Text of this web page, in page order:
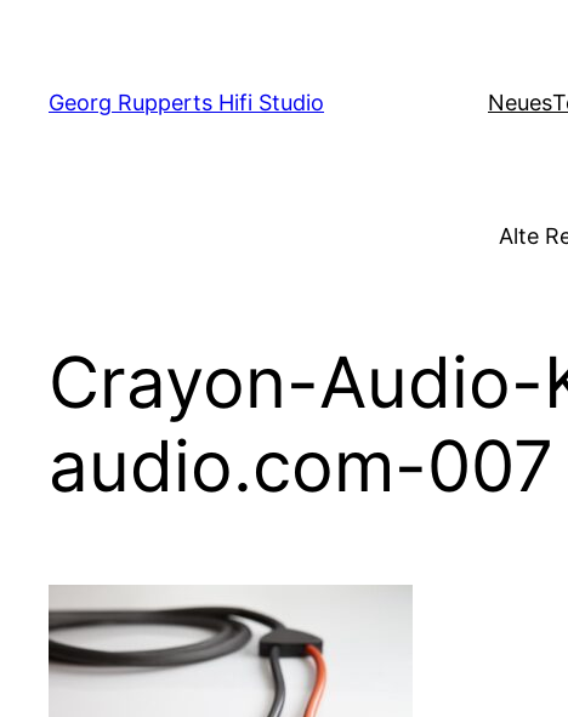
springen
Georg Rupperts Hifi Studio Neues
Alte
Crayon-
audio.com-007